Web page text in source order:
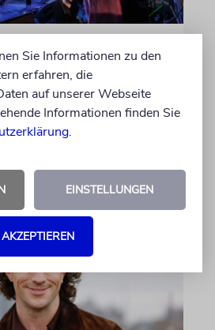
aus der jüdischen Welt
Sie Informationen zu den
erfahren, die
auf unserer Webseite
Informationen finden Sie
.
EINSTELLUNGEN
AKZEPTIEREN